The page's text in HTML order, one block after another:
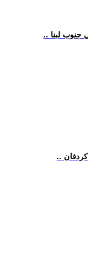
جنوب لبنا